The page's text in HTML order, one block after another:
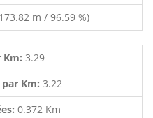
m / 96.59 %)
Km: 3.29
Km: 3.22
0.372 Km